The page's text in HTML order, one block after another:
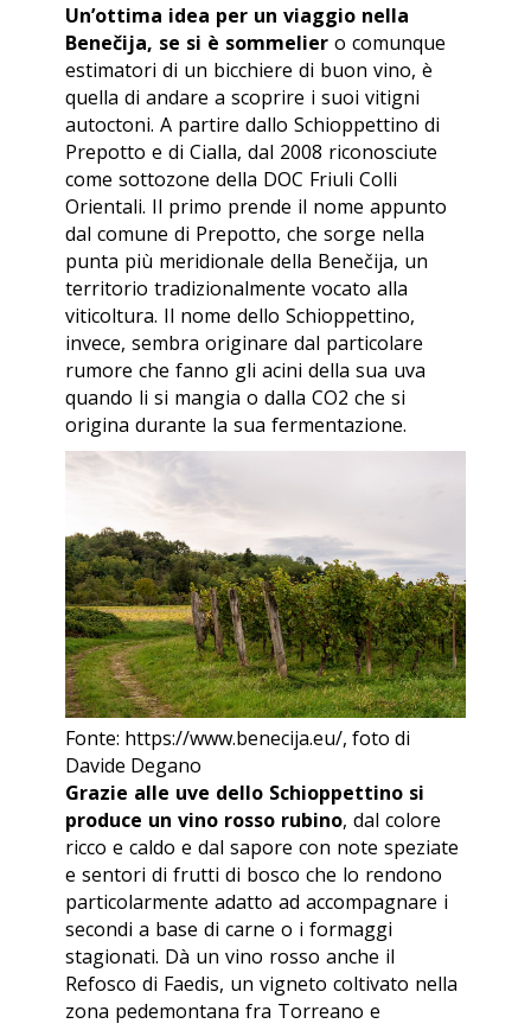
Un’ottima idea per un viaggio nella
Benečija, se si è sommelier o comunque
estimatori di un bicchiere di buon vino, è
quella di andare a scoprire i suoi vitigni
autoctoni. A partire dallo Schioppettino di
Prepotto e di Cialla, dal 2008 riconosciute
come sottozone della DOC Friuli Colli
Orientali. Il primo prende il nome appunto
dal comune di Prepotto, che sorge nella
punta più meridionale della Benečija, un
territorio tradizionalmente vocato alla
viticoltura. Il nome dello Schioppettino,
invece, sembra originare dal particolare
rumore che fanno gli acini della sua uva
quando li si mangia o dalla CO2 che si
origina durante la sua fermentazione.
Fonte: https://www.benecija.eu/, foto di
Davide Degano
Grazie alle uve dello Schioppettino si
produce un vino rosso rubino, dal colore
ricco e caldo e dal sapore con note speziate
e sentori di frutti di bosco che lo rendono
particolarmente adatto ad accompagnare i
secondi a base di carne o i formaggi
stagionati. Dà un vino rosso anche il
Refosco di Faedis, un vigneto coltivato nella
zona pedemontana fra Torreano e